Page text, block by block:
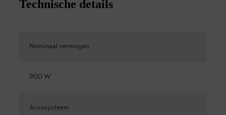
Technische details
Nominaal vermogen
900 W
Accusysteem